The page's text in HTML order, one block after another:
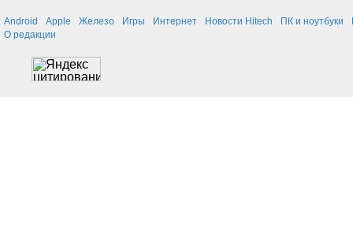
Android Apple Железо Игры Интернет Новости Hitech ПК и ноутбуки
О редакции